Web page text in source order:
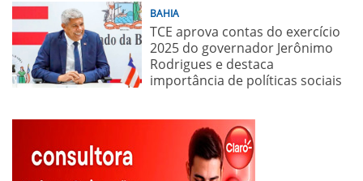
BAHIA
TCE aprova contas do exercício
2025 do governador Jerônimo
Rodrigues e destaca
importância de políticas sociais